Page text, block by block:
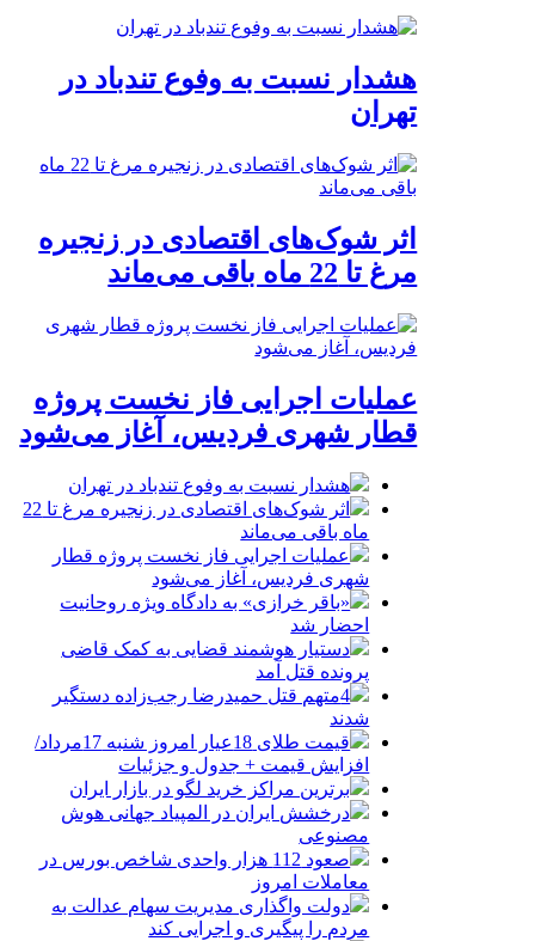
هشدار نسبت به وفوع تندباد در
تهران
اثر شوک‌های اقتصادی در زنجیره
مرغ تا 22 ماه باقی می‌ماند
عملیات اجرایی فاز نخست پروژه
قطار شهری فردیس، آغاز می‌شود
هشدار نسبت به وفوع تندباد در تهران
اثر شوک‌های اقتصادی در زنجیره مرغ تا 22
ماه باقی می‌ماند
عملیات اجرایی فاز نخست پروژه قطار
شهری فردیس، آغاز می‌شود
«باقر خرازی» به دادگاه ویژه روحانیت
احضار شد
دستیار هوشمند قضایی به کمک قاضی
پرونده قتل آمد
4متهم قتل حمیدرضا رجب‌زاده دستگیر
شدند
قیمت طلای 18عیار امروز شنبه 17مرداد/
افزایش قیمت + جدول و جزئیات
برترین مراکز خرید لگو در بازار ایران
درخشش ایران در المپیاد جهانی هوش
مصنوعی
صعود 112 هزار واحدی شاخص بورس در
معاملات امروز
دولت واگذاری مدیریت سهام عدالت به
مردم را پیگیری و اجرایی کند